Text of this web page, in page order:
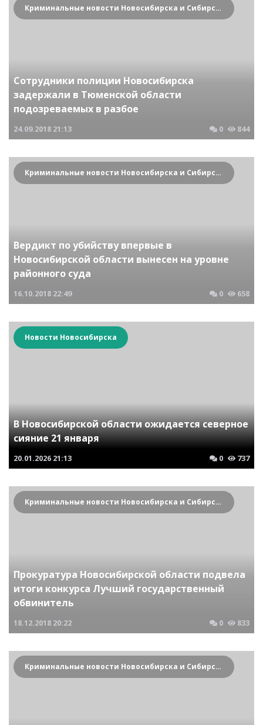
Криминальные новости Новосибирска и Сибирского региона
Сотрудники полиции Новосибирска
задержали в Тюменской области
подозреваемых в разбое
24.09.2018 21:13 0 844
Криминальные новости Новосибирска и Сибирского региона
Вердикт по убийству впервые в
Новосибирской области вынесен на уровне
районного суда
16.10.2018 22:49 0 658
Новости Новосибирска
В Новосибирской области ожидается северное
сияние 21 января
20.01.2026 21:13 0 737
Криминальные новости Новосибирска и Сибирского региона
Прокуратура Новосибирской области подвела
итоги конкурса Лучший государственный
обвинитель
18.12.2018 20:22 0 833
Криминальные новости Новосибирска и Сибирского региона